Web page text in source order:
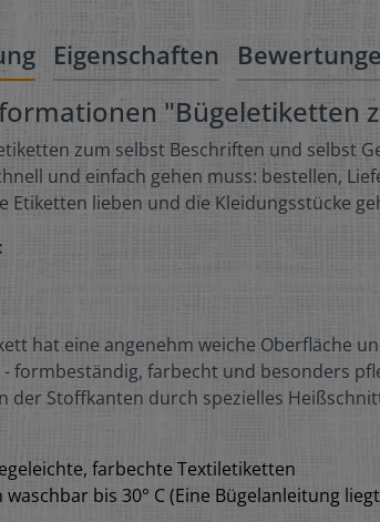
Eigenschaften
"Bügeletiketten
zum selbst Beschriften und selbst
und einfach gehen muss: bestellen,
Etiketten lieben und die Kleidungsstücke
hat eine angenehm weiche Oberfläche
- formbeständig, farbecht und besonders
der Stoffkanten durch spezielles
farbechte Textiletiketten
bis 30° C (Eine Bügelanleitung